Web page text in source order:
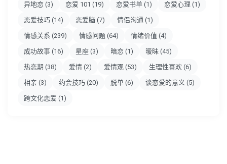
异地恋 (3) 恋爱 101 (19) 恋爱书单 (1) 恋爱心理 (1)
恋爱技巧 (14) 恋爱脑 (7) 情侣沟通 (1)
情感关系 (239) 情感问题 (64) 情绪价值 (4)
成功故事 (16) 星座 (3) 暗恋 (1) 暧昧 (45)
热恋期 (38) 爱情 (2) 爱情观 (53) 生理性喜欢 (6)
相亲 (3) 约会技巧 (20) 脱单 (6) 谈恋爱的意义 (5)
跨文化恋爱 (1)